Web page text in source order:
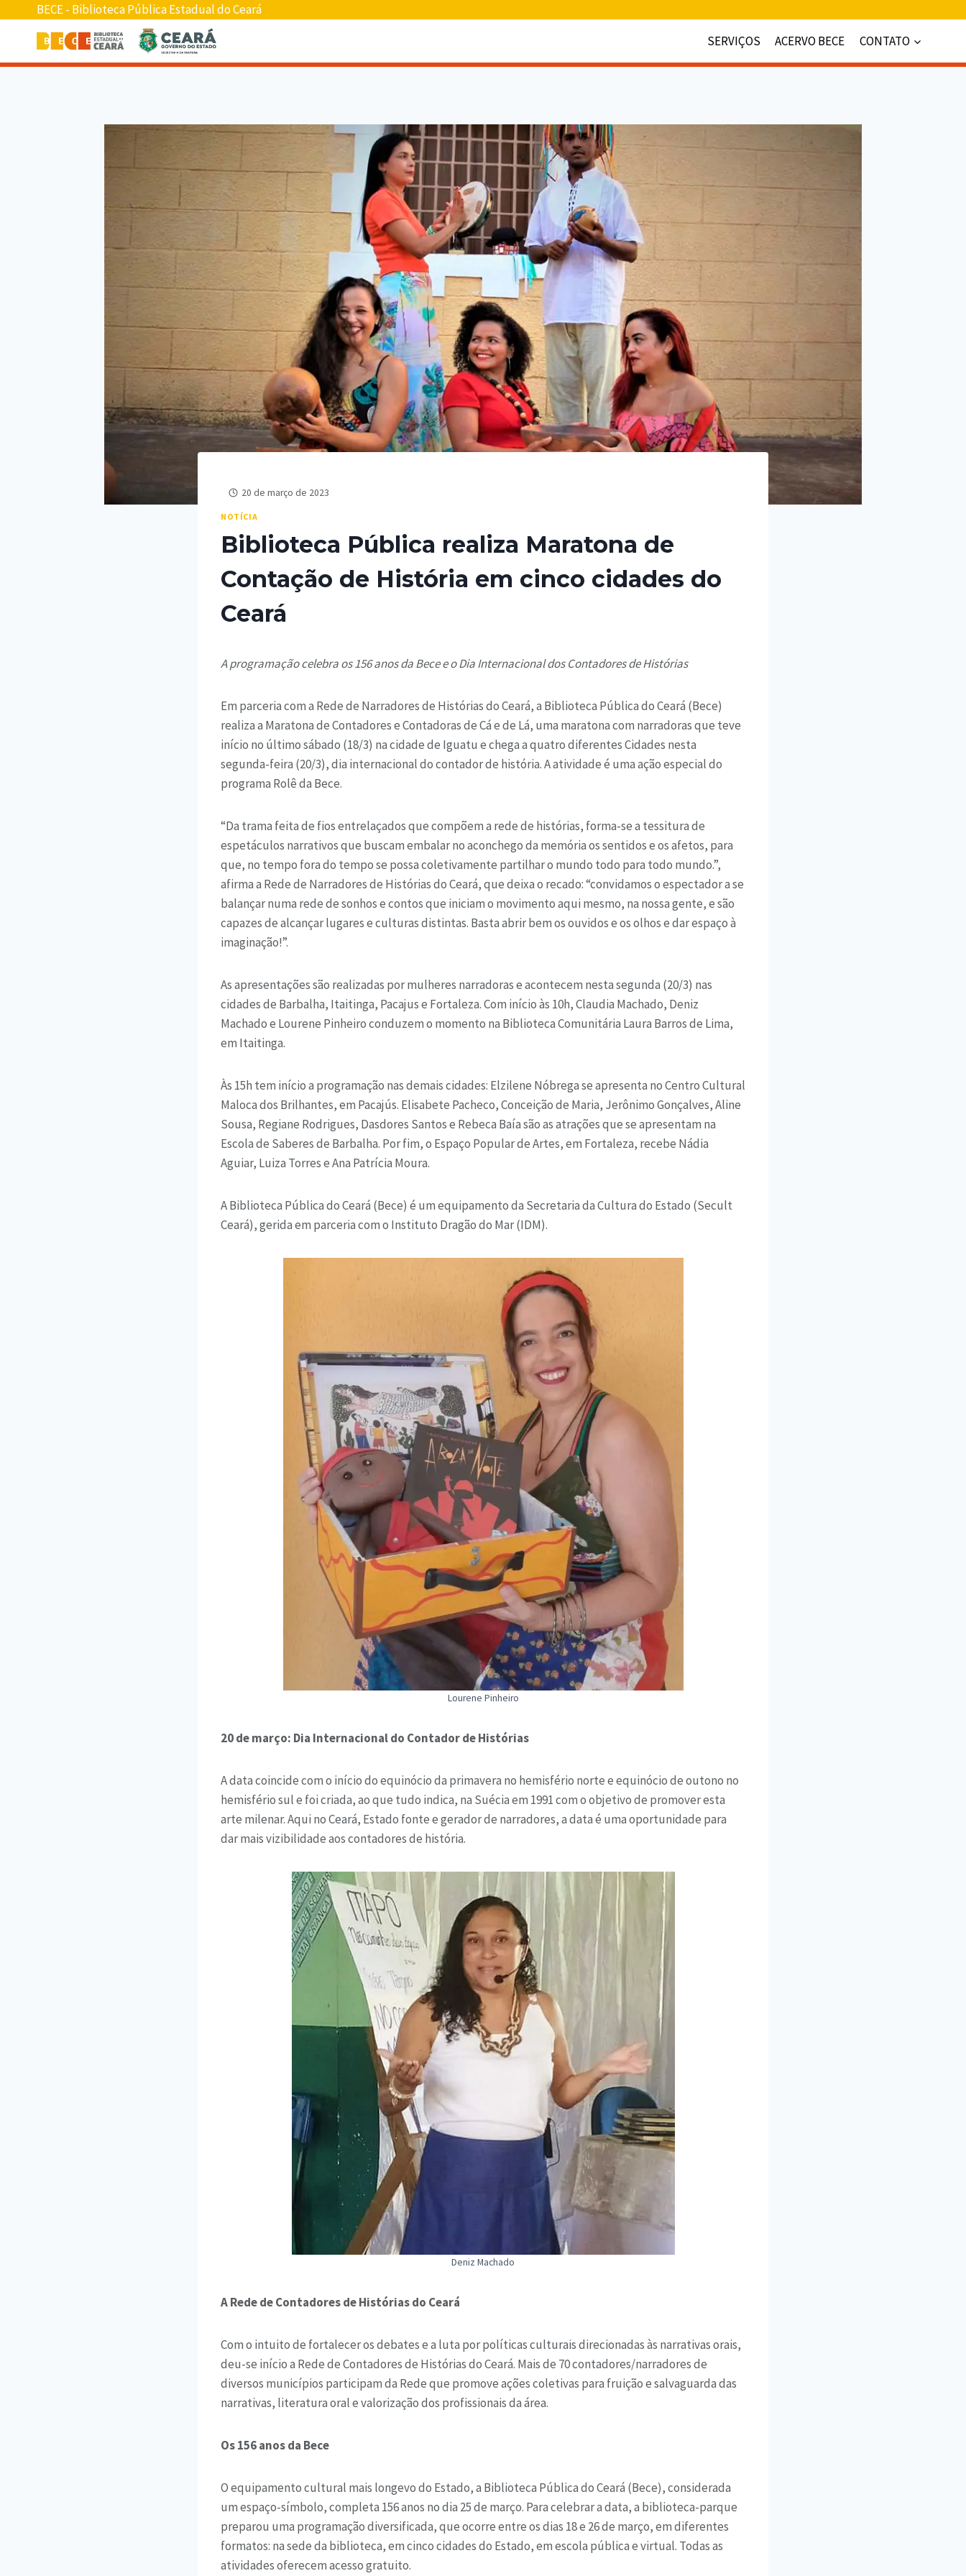
BECE - Biblioteca Pública Estadual do Ceará
SERVIÇOS
ACERVO BECE CONTATO
20 de março de 2023
NOTÍCIA
Biblioteca Pública realiza Maratona de
Contação de História em cinco cidades do
Ceará
A programação celebra os 156 anos da Bece e o Dia Internacional dos Contadores de Histórias
Em parceria com a Rede de Narradores de Histórias do Ceará, a Biblioteca Pública do Ceará (Bece)
realiza a Maratona de Contadores e Contadoras de Cá e de Lá, uma maratona com narradoras que teve
início no último sábado (18/3) na cidade de Iguatu e chega a quatro diferentes Cidades nesta
segunda-feira (20/3), dia internacional do contador de história. A atividade é uma ação especial do
programa Rolê da Bece.
“Da trama feita de fios entrelaçados que compõem a rede de histórias, forma-se a tessitura de
espetáculos narrativos que buscam embalar no aconchego da memória os sentidos e os afetos, para
que, no tempo fora do tempo se possa coletivamente partilhar o mundo todo para todo mundo.”,
afirma a Rede de Narradores de Histórias do Ceará, que deixa o recado: “convidamos o espectador a se
balançar numa rede de sonhos e contos que iniciam o movimento aqui mesmo, na nossa gente, e são
capazes de alcançar lugares e culturas distintas. Basta abrir bem os ouvidos e os olhos e dar espaço à
imaginação!”.
As apresentações são realizadas por mulheres narradoras e acontecem nesta segunda (20/3) nas
cidades de Barbalha, Itaitinga, Pacajus e Fortaleza. Com início às 10h, Claudia Machado, Deniz
Machado e Lourene Pinheiro conduzem o momento na Biblioteca Comunitária Laura Barros de Lima,
em Itaitinga.
Às 15h tem início a programação nas demais cidades: Elzilene Nóbrega se apresenta no Centro Cultural
Maloca dos Brilhantes, em Pacajús. Elisabete Pacheco, Conceição de Maria, Jerônimo Gonçalves, Aline
Sousa, Regiane Rodrigues, Dasdores Santos e Rebeca Baía são as atrações que se apresentam na
Escola de Saberes de Barbalha. Por fim, o Espaço Popular de Artes, em Fortaleza, recebe Nádia
Aguiar, Luiza Torres e Ana Patrícia Moura.
A Biblioteca Pública do Ceará (Bece) é um equipamento da Secretaria da Cultura do Estado (Secult
Ceará), gerida em parceria com o Instituto Dragão do Mar (IDM).
Lourene Pinheiro
20 de março: Dia Internacional do Contador de Histórias
A data coincide com o início do equinócio da primavera no hemisfério norte e equinócio de outono no
hemisfério sul e foi criada, ao que tudo indica, na Suécia em 1991 com o objetivo de promover esta
arte milenar. Aqui no Ceará, Estado fonte e gerador de narradores, a data é uma oportunidade para
dar mais vizibilidade aos contadores de história.
Deniz Machado
A Rede de Contadores de Histórias do Ceará
Com o intuito de fortalecer os debates e a luta por políticas culturais direcionadas às narrativas orais,
deu-se início a Rede de Contadores de Histórias do Ceará. Mais de 70 contadores/narradores de
diversos municípios participam da Rede que promove ações coletivas para fruição e salvaguarda das
narrativas, literatura oral e valorização dos profissionais da área.
Os 156 anos da Bece
O equipamento cultural mais longevo do Estado, a Biblioteca Pública do Ceará (Bece), considerada
um espaço-símbolo, completa 156 anos no dia 25 de março. Para celebrar a data, a biblioteca-parque
preparou uma programação diversificada, que ocorre entre os dias 18 e 26 de março, em diferentes
formatos: na sede da biblioteca, em cinco cidades do Estado, em escola pública e virtual. Todas as
atividades oferecem acesso gratuito.